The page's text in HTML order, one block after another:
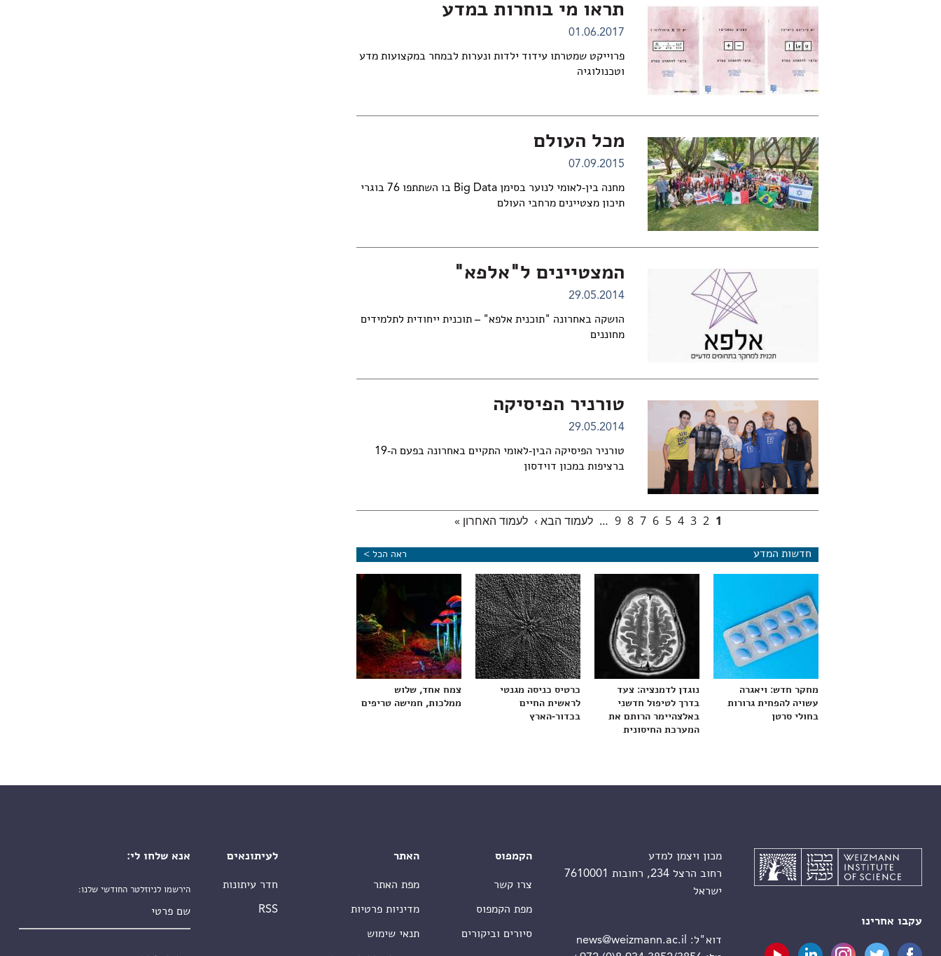
תראו מי בוחרות במדע
01.06.2017
פרוייקט שמטרתו עידוד ילדות ונערות לבמחר במקצועות מדע
וטכנולוגיה
מכל העולם
07.09.2015
מחנה בין-לאומי לנוער בסימן Big Data בו השתתפו 76 בוגרי
תיכון מצטיינים מרחבי העולם
המצטיינים ל"אלפא"
29.05.2014
הושקה באחרונה "תוכנית אלפא" – תוכנית ייחודית לתלמידים
מחוננים
טורניר הפיסיקה
29.05.2014
טורניר הפיסיקה הבין-לאומי התקיים באחרונה בפעם ה-19
ברציפות במכון דוידסון
1
2
3
4
5
6
7
8
9
… לעמוד הבא › לעמוד האחרון »
חדשות המדע ראה הכל >
מחקר חדש: ויאגרה
עשויה להפחית גרורות
בחולי סרטן
נוגדן לדמנציה: צעד
בדרך לטיפול חדשני
באלצהיימר הרותם את
המערכת החיסונית
כרטיס כניסה מגנטי
לראשית החיים
בכדור-הארץ
צמח אחד, שלוש
ממלכות, חמישה טריפים
עקבו אחרינו
מכון ויצמן למדע
רחוב הרצל 234, רחובות 7610001
ישראל
דוא"ל:
news@weizmann.ac.il
הקמפוס
צרו קשר
מפת הקמפוס
סיורים וביקורים
האתר
מפת האתר
מדיניות פרטיות
תנאי שימוש
לעיתונאים
חדר עיתונות
RSS
אנא שלחו לי:
הירשמו לניוזלטר החודשי שלנו: